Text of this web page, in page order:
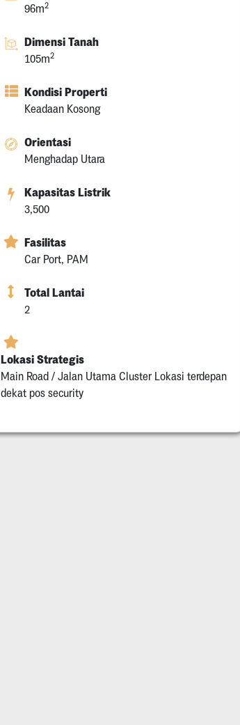
96m2
Dimensi Tanah
105m2
Kondisi Properti
Keadaan Kosong
Orientasi
Menghadap Utara
Kapasitas Listrik
3,500
Fasilitas
Car Port, PAM
Total Lantai
2
Lokasi Strategis
Main Road / Jalan Utama Cluster Lokasi terdepan
dekat pos security